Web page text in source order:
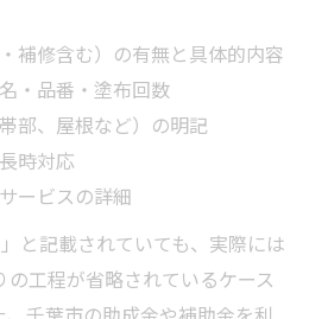
補修含む）の有無と具体的内容
・品番・塗布回数
部、屋根など）の明記
時対応
ービスの詳細
と記載されていても、実際には
工程が省略されているケース